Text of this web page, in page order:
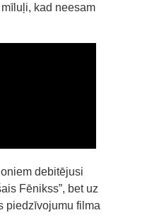
kad neesam
debitējusi
Fēnikss”, bet uz
piedzīvojumu filma